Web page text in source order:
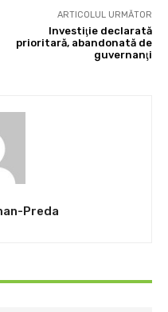
ARTICOLUL URMĂTOR
Investiţie declarată
prioritară, abandonată de
guvernanţi
Preda